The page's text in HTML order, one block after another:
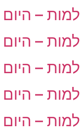
– היום
– היום
– היום
– היום
– היום